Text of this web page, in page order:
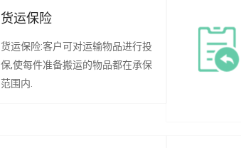
货运保险
货运保险:客户可对运输物品进行投
保,使每件准备搬运的物品都在承保
范围内.